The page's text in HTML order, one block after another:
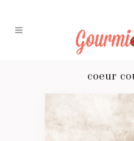
coeur